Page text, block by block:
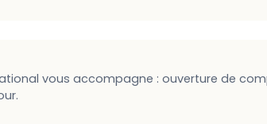
vous accompagne : ouverture de